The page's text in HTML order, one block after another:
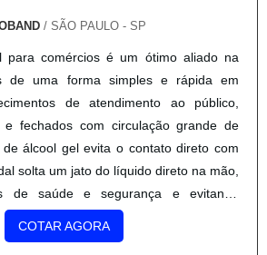
/ SÃO PAULO - SP
para comércios é um ótimo aliado na
de uma forma simples e rápida em
de atendimento ao público,
e fechados com circulação grande de
álcool gel evita o contato direto com
solta um jato do líquido direto na mão,
de saúde e segurança e evitando
de objetos. Uma das grandes
de álcool gel de pezinho é a fácil e
COTAR AGORA